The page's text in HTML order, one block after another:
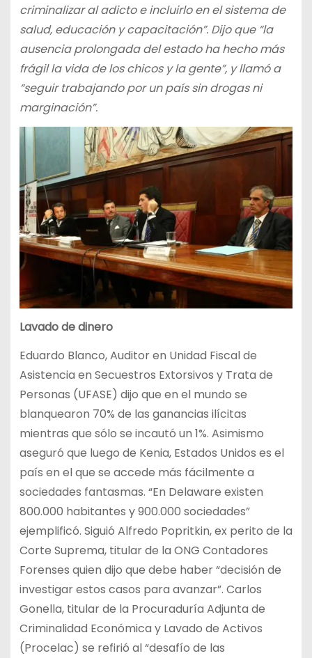
criminalizar al adicto e incluirlo en el sistema de
salud, educación y capacitación”. Dijo que “la
ausencia prolongada del estado ha hecho más
frágil la vida de los chicos y la gente”, y llamó a
“seguir trabajando por un país sin drogas ni
marginación”.
Lavado de dinero
Eduardo Blanco, Auditor en Unidad Fiscal de
Asistencia en Secuestros Extorsivos y Trata de
Personas (UFASE) dijo que en el mundo se
blanquearon 70% de las ganancias ilícitas
mientras que sólo se incautó un 1%. Asimismo
aseguró que luego de Kenia, Estados Unidos es el
país en el que se accede más fácilmente a
sociedades fantasmas. “En Delaware existen
800.000 habitantes y 900.000 sociedades”
ejemplificó. Siguió Alfredo Popritkin, ex perito de la
Corte Suprema, titular de la ONG Contadores
Forenses quien dijo que debe haber “decisión de
investigar estos casos para avanzar”. Carlos
Gonella, titular de la Procuraduría Adjunta de
Criminalidad Económica y Lavado de Activos
(Procelac) se refirió al “desafío de las